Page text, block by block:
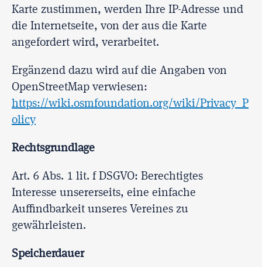
Karte zustimmen, werden Ihre IP-Adresse und
die Internetseite, von der aus die Karte
angefordert wird, verarbeitet.
Ergänzend dazu wird auf die Angaben von
OpenStreetMap verwiesen:
https://wiki.osmfoundation.org/wiki/Privacy_P
olicy
Rechtsgrundlage
Art. 6 Abs. 1 lit. f DSGVO: Berechtigtes
Interesse unsererseits, eine einfache
Auffindbarkeit unseres Vereines zu
gewährleisten.
Speicherdauer